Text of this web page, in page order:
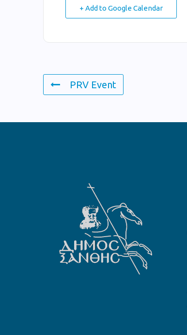
+ Add to Google Calendar
PRV Event